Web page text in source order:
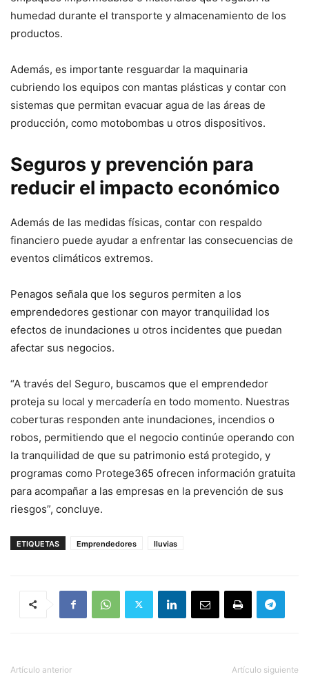
humedad durante el transporte y almacenamiento de los
productos.
Además, es importante resguardar la maquinaria
cubriendo los equipos con mantas plásticas y contar con
sistemas que permitan evacuar agua de las áreas de
producción, como motobombas u otros dispositivos.
Seguros y prevención para
reducir el impacto económico
Además de las medidas físicas, contar con respaldo
financiero puede ayudar a enfrentar las consecuencias de
eventos climáticos extremos.
Penagos señala que los seguros permiten a los
emprendedores gestionar con mayor tranquilidad los
efectos de inundaciones u otros incidentes que puedan
afectar sus negocios.
“A través del Seguro, buscamos que el emprendedor
proteja su local y mercadería en todo momento. Nuestras
coberturas responden ante inundaciones, incendios o
robos, permitiendo que el negocio continúe operando con
la tranquilidad de que su patrimonio está protegido, y
programas como Protege365 ofrecen información gratuita
para acompañar a las empresas en la prevención de sus
riesgos”, concluye.
ETIQUETAS Emprendedores lluvias
Artículo anterior Artículo siguiente